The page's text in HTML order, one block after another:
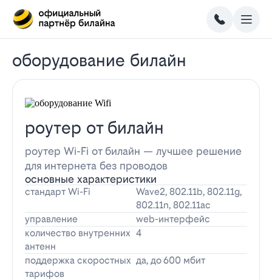
оборудование билайн
роутер от билайн
роутер Wi-Fi от билайн — лучшее решение
для интернета без проводов
основные характеристики
стандарт Wi-Fi
Wave2, 802.11b, 802.11g,
802.11n, 802.11ac
управление
web-интерфейс
количество внутренних
антенн
4
поддержка скоростных
тарифов
да, до 600 мбит